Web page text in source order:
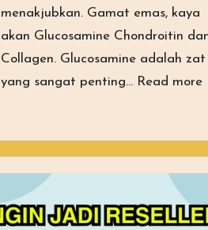
menakjubkan. Gamat emas, kaya
akan Glucosamine Chondroitin
Collagen. Glucosamine adalah zat
yang sangat penting… Read more